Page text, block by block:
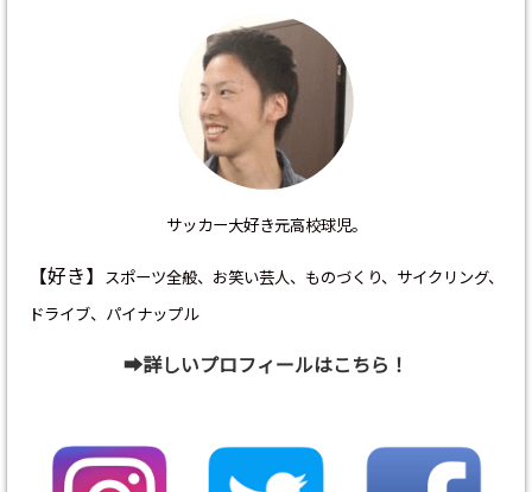
サッカー大好き元高校球児。
【好き】
スポーツ全般、お笑い芸人、ものづくり、サイクリング、
ドライブ、パイナップル
➡︎詳しいプロフィールはこちら！